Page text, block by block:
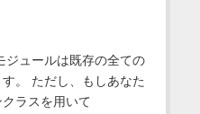
ュールは既存の全ての
。 ただし、もしあなた
ラスを用いて